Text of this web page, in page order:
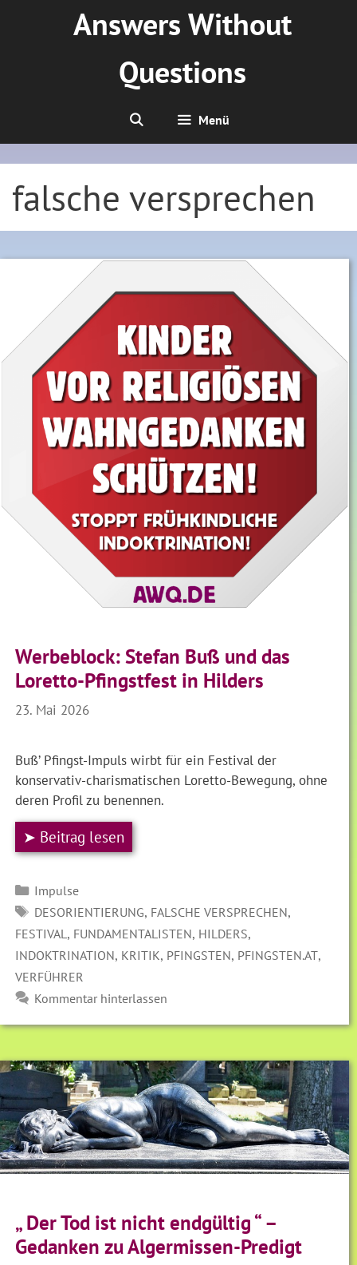
Answers Without
Questions
Menü
falsche versprechen
Werbeblock: Stefan Buß und das
Loretto-Pfingstfest in Hilders
23. Mai 2026
Buß’ Pfingst-Impuls wirbt für ein Festival der
konservativ-charismatischen Loretto-Bewegung, ohne
deren Profil zu benennen.
➤ Beitrag lesen
Kategorien
Impulse
SCHLAGWÖRTER
DESORIENTIERUNG, FALSCHE VERSPRECHEN,
FESTIVAL , FUNDAMENTALISTEN, HILDERS,
INDOKTRINATION, KRITIK, PFINGSTEN, PFINGSTEN.AT,
VERFÜHRER
Kommentar hinterlassen
„ Der Tod ist nicht endgültig “ –
Gedanken zu Algermissen-Predigt